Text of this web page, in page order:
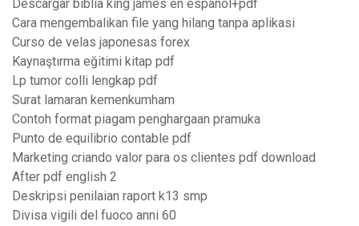
Descargar biblia king james en español+pdf
Cara mengembalikan file yang hilang tanpa aplikasi
Curso de velas japonesas forex
Kaynaştırma eğitimi kitap pdf
Lp tumor colli lengkap pdf
Surat lamaran kemenkumham
Contoh format piagam penghargaan pramuka
Punto de equilibrio contable pdf
Marketing criando valor para os clientes pdf download
After pdf english 2
Deskripsi penilaian raport k13 smp
Divisa vigili del fuoco anni 60